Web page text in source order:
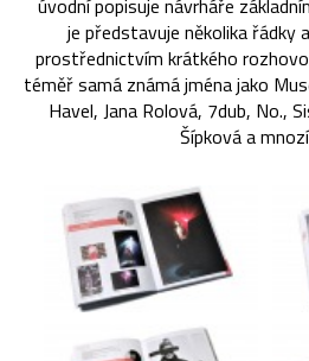
je představuje několika řádky
prostřednictvím krátkého
téměř samá známá jména jako
Havel, Jana Rolová, 7dub, No.,
Šípková a